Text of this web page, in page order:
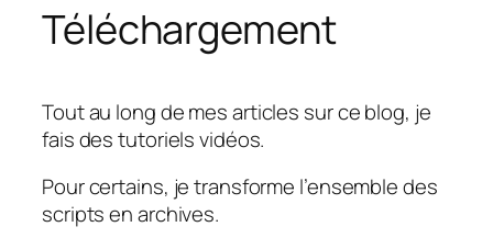
Téléchargement
Tout au long de mes articles sur ce blog, je
fais des tutoriels vidéos.
Pour certains, je transforme l’ensemble des
scripts en archives.